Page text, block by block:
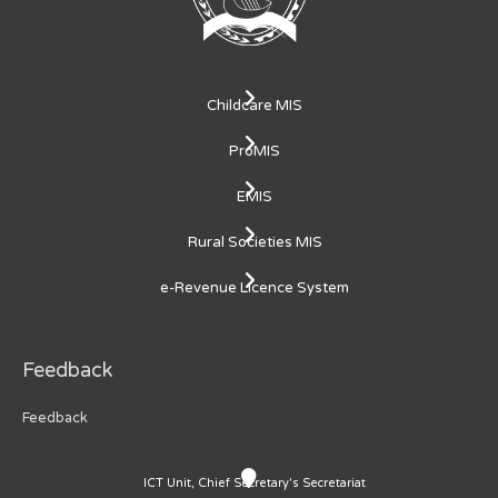
Childcare MIS
ProMIS
EMIS
Rural Societies MIS
e-Revenue Licence System
Feedback
Feedback
ICT Unit, Chief Secretary's Secretariat